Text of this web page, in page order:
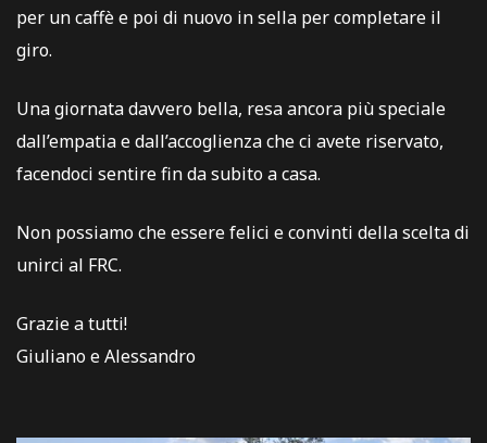
per un caffè e poi di nuovo in sella per completare il
giro.
Una giornata davvero bella, resa ancora più speciale
dall’empatia e dall’accoglienza che ci avete riservato,
facendoci sentire fin da subito a casa.
Non possiamo che essere felici e convinti della scelta di
unirci al FRC.
Grazie a tutti!
Giuliano e Alessandro